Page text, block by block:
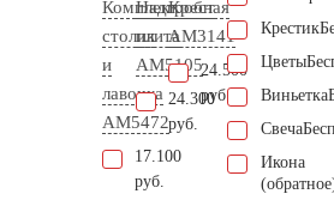
Комплект
столик
и
лавочка
АМ5472
17.100
руб.
Надгробная
плита
AM5105
24.300
руб.
Крест
AM3141
24.500
руб.
Крестик
Цветы
Виньетка
Свеча
Икона